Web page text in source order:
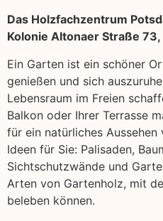
Das Holzfachzentrum
Kolonie Altonaer Straße 73,
Ein Garten ist ein schöner
genießen und sich
Lebensraum im Freien
Balkon oder Ihrer Terrasse
für ein natürliches
Ideen für Sie: Palisaden,
Sichtschutzwände und
Arten von Gartenholz, mit
beleben können.